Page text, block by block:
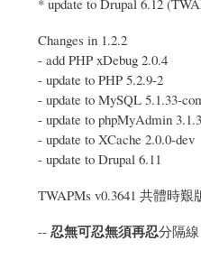
* update to Drupal 6.12
Changes in 1.2.2
- add PHP xDebug 2.0.4
- update to PHP 5.2.9-2
- update to MySQL 5.1.33-
- update to phpMyAdmin
- update to XCache 2.0.0-dev
- update to Drupal 6.11
TWAPMs v0.3641 共體時艱
-- 忍無可忍無須再忍分隔